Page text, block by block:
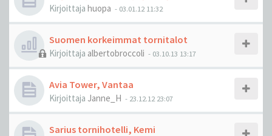
Kirjoittaja huopa - 03.01.12 11:32
Suomen korkeimmat tornitalot
Kirjoittaja albertobroccoli - 03.10.13 13:17
Avia Tower, Vantaa
Kirjoittaja Janne_H - 23.12.12 23:07
Sarius tornihotelli, Kemi